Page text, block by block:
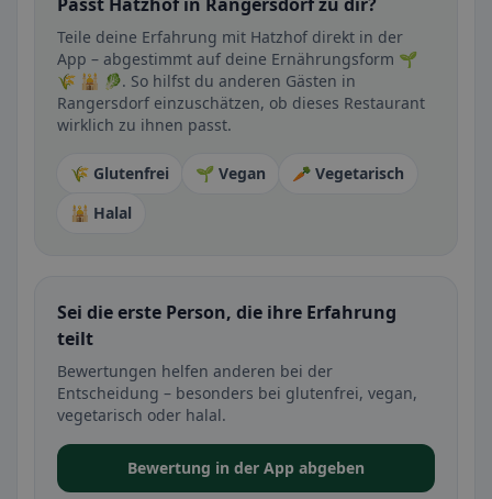
Teile deine Erfahrung mit Hatzhof direkt in der
App – abgestimmt auf deine Ernährungsform 🌱
🌾 🕌 🥬. So hilfst du anderen Gästen in
Rangersdorf einzuschätzen, ob dieses Restaurant
wirklich zu ihnen passt.
🌾 Glutenfrei 🌱 Vegan
🥕 Vegetarisch
🕌 Halal
Sei die erste Person, die ihre Erfahrung
teilt
Bewertungen helfen anderen bei der
Entscheidung – besonders bei glutenfrei, vegan,
vegetarisch oder halal.
Bewertung in der App abgeben